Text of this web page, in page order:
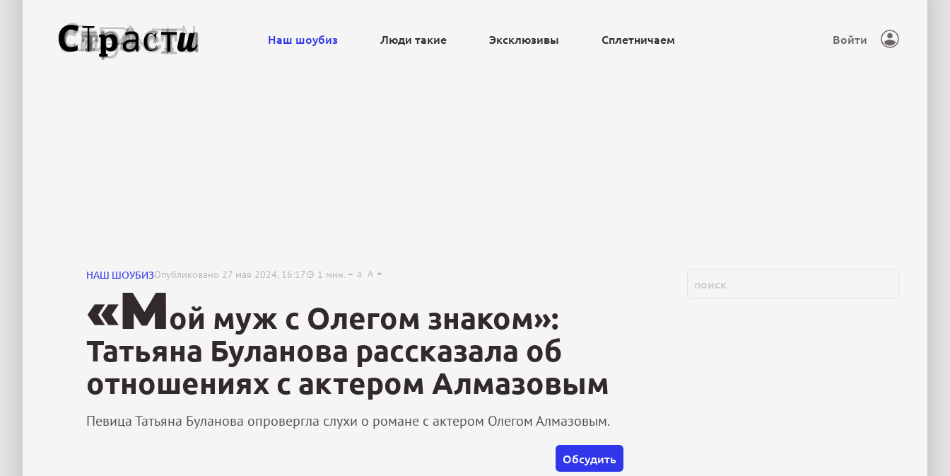
Наш шоубиз Люди такие Эксклюзивы Сплетничаем Войти
НАШ ШОУБИЗОпубликовано 27 мая 2024, 16:17 1 мин. a A
«Мой муж с Олегом знаком»:
Татьяна Буланова рассказала об
отношениях с актером Алмазовым
Певица Татьяна Буланова опровергла слухи о романе с актером Олегом Алмазовым.
Обсудить